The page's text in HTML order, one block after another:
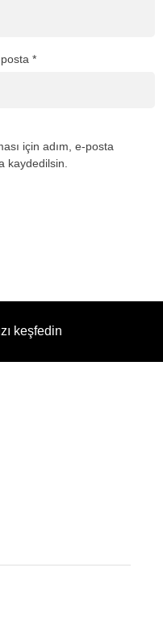
posta*
için adım, e-posta
kaydedilsin.
keşfedin